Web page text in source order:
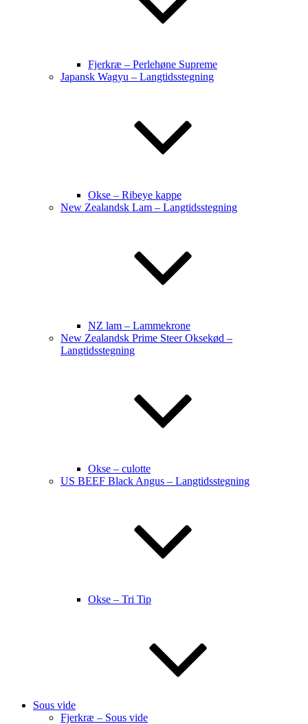
Fjerkræ – Perlehøne Supreme
Japansk Wagyu – Langtidsstegning
Okse – Ribeye kappe
New Zealandsk Lam – Langtidsstegning
NZ lam – Lammekrone
New Zealandsk Prime Steer Oksekød –
Langtidsstegning
Okse – culotte
US BEEF Black Angus – Langtidsstegning
Okse – Tri Tip
Sous vide
Fjerkræ – Sous vide